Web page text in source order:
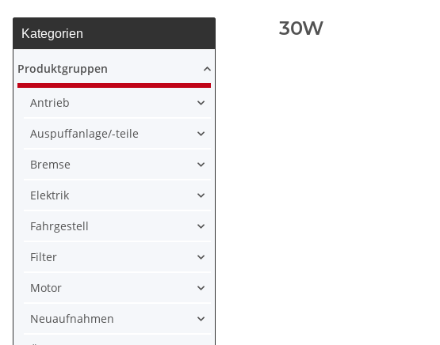
30W
Kategorien
Produktgruppen
Antrieb
Auspuffanlage/-teile
Bremse
Elektrik
Fahrgestell
Filter
Motor
Neuaufnahmen